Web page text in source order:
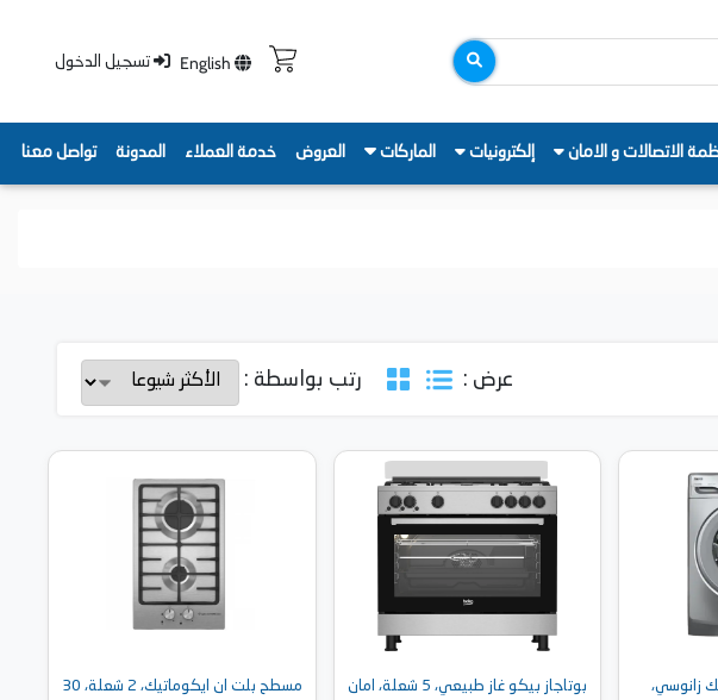
English تسجيل الدخول
الاتصالات و الامان إلكترونيات الماركات العروض خدمة العملاء المدونة تواصل معنا
عرض : رتب بواسطة :
زانوسي،
بوتاجاز بيكو غاز طبيعي، 5 شعلة، امان
مسطح بلت ان ايكوماتيك، 2 شعلة، 30